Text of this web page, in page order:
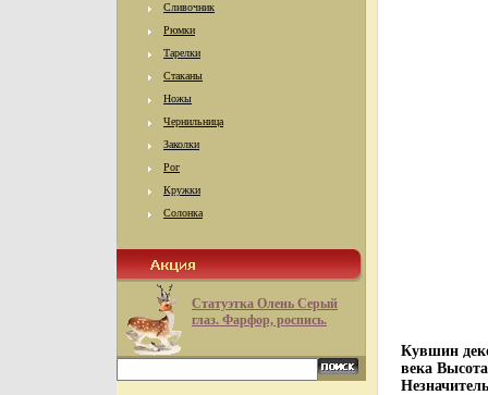
Сливочник
Рюмки
Тарелки
Стаканы
Ножы
Чернильница
Заколки
Рог
Кружки
Солонка
Статуэтка Олень Серый
глаз. Фарфор, роспись.
Кувшин
века